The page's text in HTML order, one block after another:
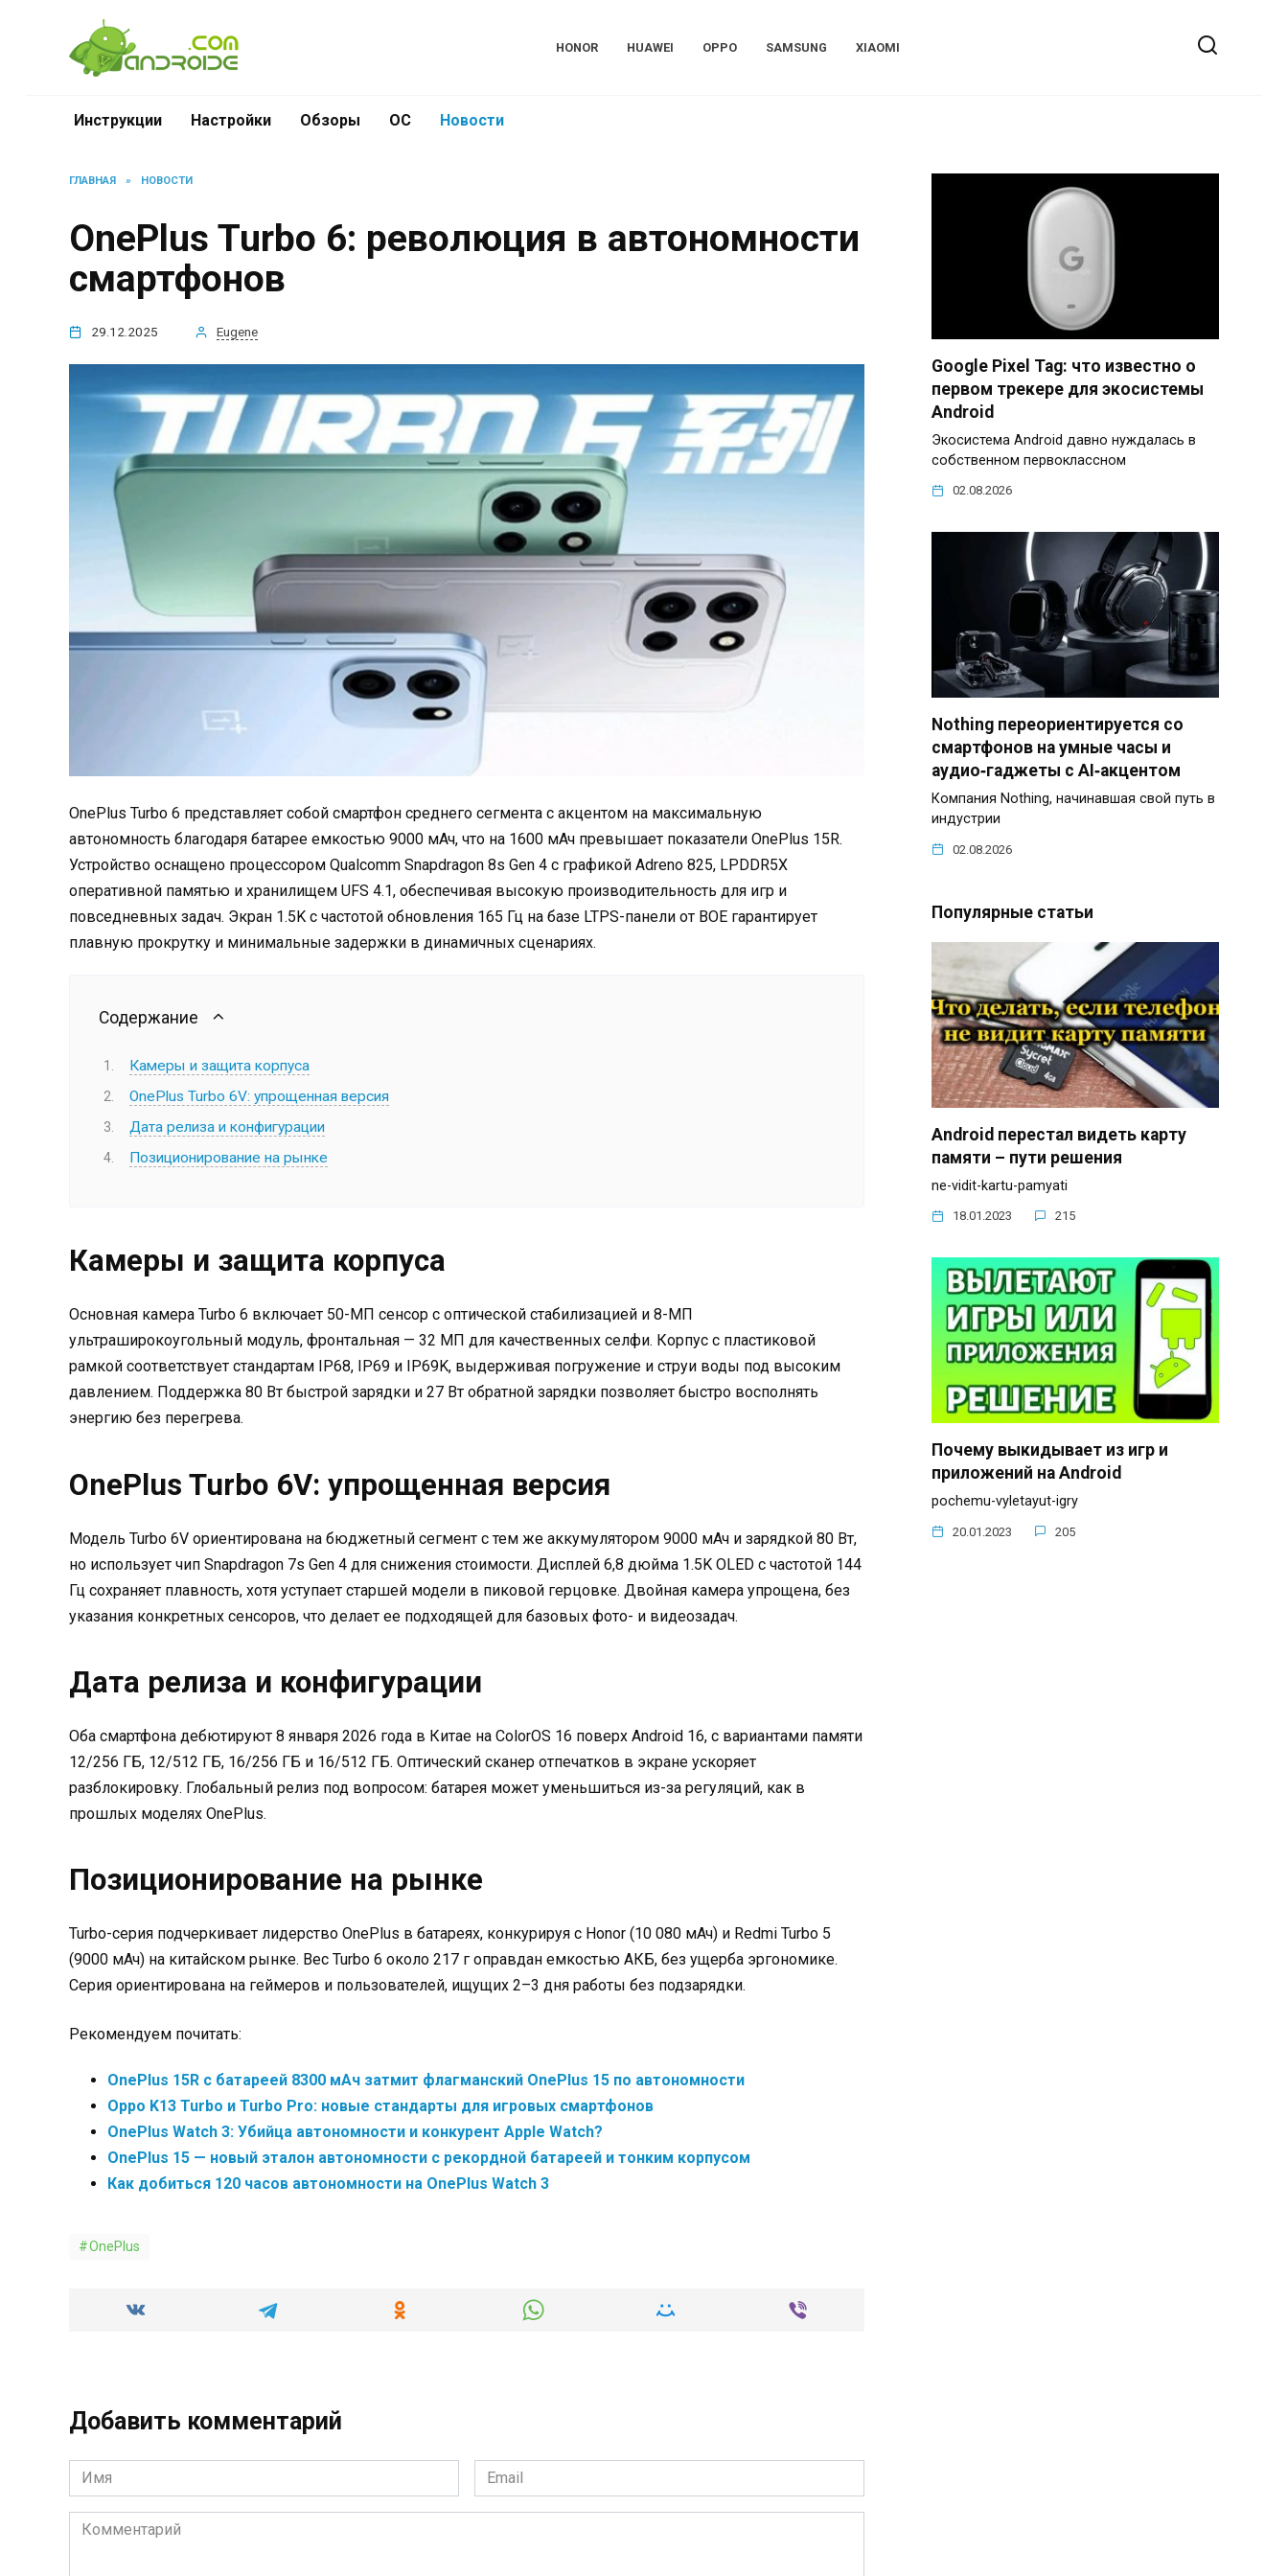
содержанию
HONOR HUAWEI OPPO SAMSUNG XIAOMI
Инструкции Настройки Обзоры ОС Новости
ГЛАВНАЯ » НОВОСТИ
OnePlus Turbo 6: революция в автономности
смартфонов
29.12.2025 Eugene
OnePlus Turbo 6 представляет собой смартфон среднего сегмента с акцентом на максимальную
автономность благодаря батарее емкостью 9000 мАч, что на 1600 мАч превышает показатели OnePlus 15R.
Устройство оснащено процессором Qualcomm Snapdragon 8s Gen 4 с графикой Adreno 825, LPDDR5X
оперативной памятью и хранилищем UFS 4.1, обеспечивая высокую производительность для игр и
повседневных задач. Экран 1.5K с частотой обновления 165 Гц на базе LTPS-панели от BOE гарантирует
плавную прокрутку и минимальные задержки в динамичных сценариях.
Содержание
Камеры и защита корпуса
OnePlus Turbo 6V: упрощенная версия
Дата релиза и конфигурации
Позиционирование на рынке
Камеры и защита корпуса
Основная камера Turbo 6 включает 50-МП сенсор с оптической стабилизацией и 8-МП
ультраширокоугольный модуль, фронтальная — 32 МП для качественных селфи. Корпус с пластиковой
рамкой соответствует стандартам IP68, IP69 и IP69K, выдерживая погружение и струи воды под высоким
давлением. Поддержка 80 Вт быстрой зарядки и 27 Вт обратной зарядки позволяет быстро восполнять
энергию без перегрева.
OnePlus Turbo 6V: упрощенная версия
Модель Turbo 6V ориентирована на бюджетный сегмент с тем же аккумулятором 9000 мАч и зарядкой 80 Вт,
но использует чип Snapdragon 7s Gen 4 для снижения стоимости. Дисплей 6,8 дюйма 1.5K OLED с частотой 144
Гц сохраняет плавность, хотя уступает старшей модели в пиковой герцовке. Двойная камера упрощена, без
указания конкретных сенсоров, что делает ее подходящей для базовых фото- и видеозадач.
Дата релиза и конфигурации
Оба смартфона дебютируют 8 января 2026 года в Китае на ColorOS 16 поверх Android 16, с вариантами памяти
12/256 ГБ, 12/512 ГБ, 16/256 ГБ и 16/512 ГБ. Оптический сканер отпечатков в экране ускоряет
разблокировку. Глобальный релиз под вопросом: батарея может уменьшиться из-за регуляций, как в
прошлых моделях OnePlus.
Позиционирование на рынке
Turbo-серия подчеркивает лидерство OnePlus в батареях, конкурируя с Honor (10 080 мАч) и Redmi Turbo 5
(9000 мАч) на китайском рынке. Вес Turbo 6 около 217 г оправдан емкостью АКБ, без ущерба эргономике.
Серия ориентирована на геймеров и пользователей, ищущих 2–3 дня работы без подзарядки.
Рекомендуем почитать:
OnePlus 15R с батареей 8300 мАч затмит флагманский OnePlus 15 по автономности
Oppo K13 Turbo и Turbo Pro: новые стандарты для игровых смартфонов
OnePlus Watch 3: Убийца автономности и конкурент Apple Watch?
OnePlus 15 — новый эталон автономности с рекордной батареей и тонким корпусом
Как добиться 120 часов автономности на OnePlus Watch 3
OnePlus
Добавить комментарий
Имя
*
Email
*
Комментарий
Google Pixel Tag: что известно о
первом трекере для экосистемы
Android
Экосистема Android давно нуждалась в
собственном первоклассном
02.08.2026
Nothing переориентируется со
смартфонов на умные часы и
аудио‑гаджеты с AI‑акцентом
Компания Nothing, начинавшая свой путь в
индустрии
02.08.2026
Популярные статьи
Android перестал видеть карту
памяти – пути решения
ne-vidit-kartu-pamyati
18.01.2023 215
Почему выкидывает из игр и
приложений на Android
pochemu-vyletayut-igry
20.01.2023 205